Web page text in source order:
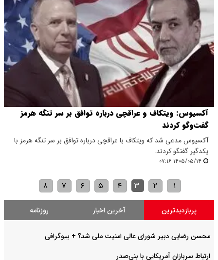
آکسیوس: ویتکاف و عراقچی درباره توافق بر سر تنگه هرمز
گفت‌وگو کردند
آکسیوس مدعی شد که ویتکاف با عراقچی درباره توافق بر سر تنگه هرمز با
یکدگیر گفتگو کردند.
۱۴۰۵/۰۵/۱۴ ۰۷:۱۶
۱ ۲ ۳ ۴ ۵ ۶ ۷ ۸
پربازدیدترین آخرین اخبار روزنامه
محسن رضایی دبیر شورای عالی امنیت ملی شد؟ + بیوگرافی
ارتباط سربازان آمریکایی با بنی‌صدر